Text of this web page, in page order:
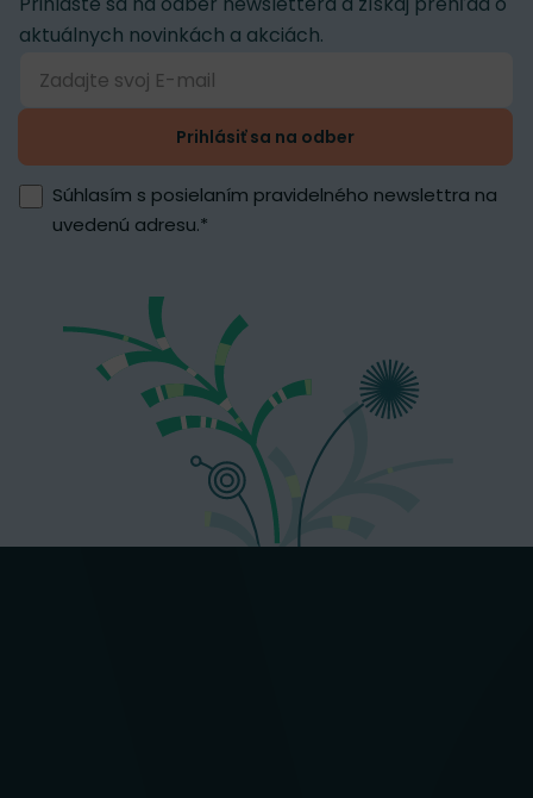
aktuálnych novinkách a akciách.
Prihlásiť sa na odber
Súhlasím s posielaním pravidelného newslettra na
uvedenú adresu.*